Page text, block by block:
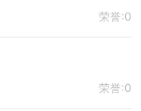
荣誉:0
荣誉:0